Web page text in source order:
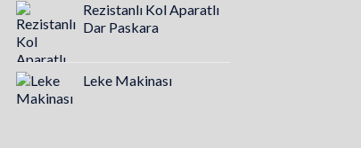
Rezistanlı Kol Aparatlı
Dar Paskara
Leke Makinası